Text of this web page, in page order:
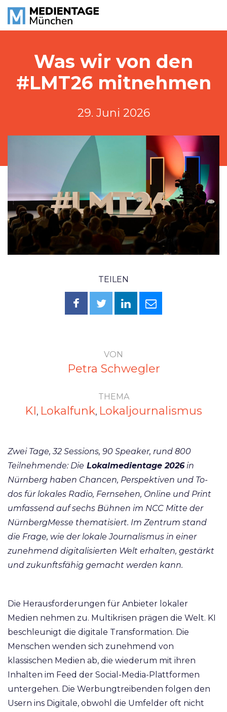
Was wir von den
#LMT26 mitnehmen
29. Juni 2026
TEILEN
VON
Petra Schwegler
THEMA
KI, Lokalfunk, Lokaljournalismus
Zwei Tage, 32 Sessions, 90 Speaker, rund 800
Teilnehmende: Die Lokalmedientage 2026in
Nürnberg haben Chancen, Perspektiven und To-
dos für lokales Radio, Fernsehen, Online und Print
umfassend auf sechs Bühnen im NCC Mitte der
NürnbergMesse thematisiert. Im Zentrum stand
die Frage, wie der lokale Journalismus in einer
zunehmend digitalisierten Welt erhalten, gestärkt
und zukunftsfähig gemacht werden kann.
Die Herausforderungen für Anbieter lokaler
Medien nehmen zu. Multikrisen prägen die Welt. KI
beschleunigt die digitale Transformation. Die
Menschen wenden sich zunehmend von
klassischen Medien ab, die wiederum mit ihren
Inhalten im Feed der Social-Media-Plattformen
untergehen. Die Werbungtreibenden folgen den
Usern ins Digitale, obwohl die Umfelder oft nicht